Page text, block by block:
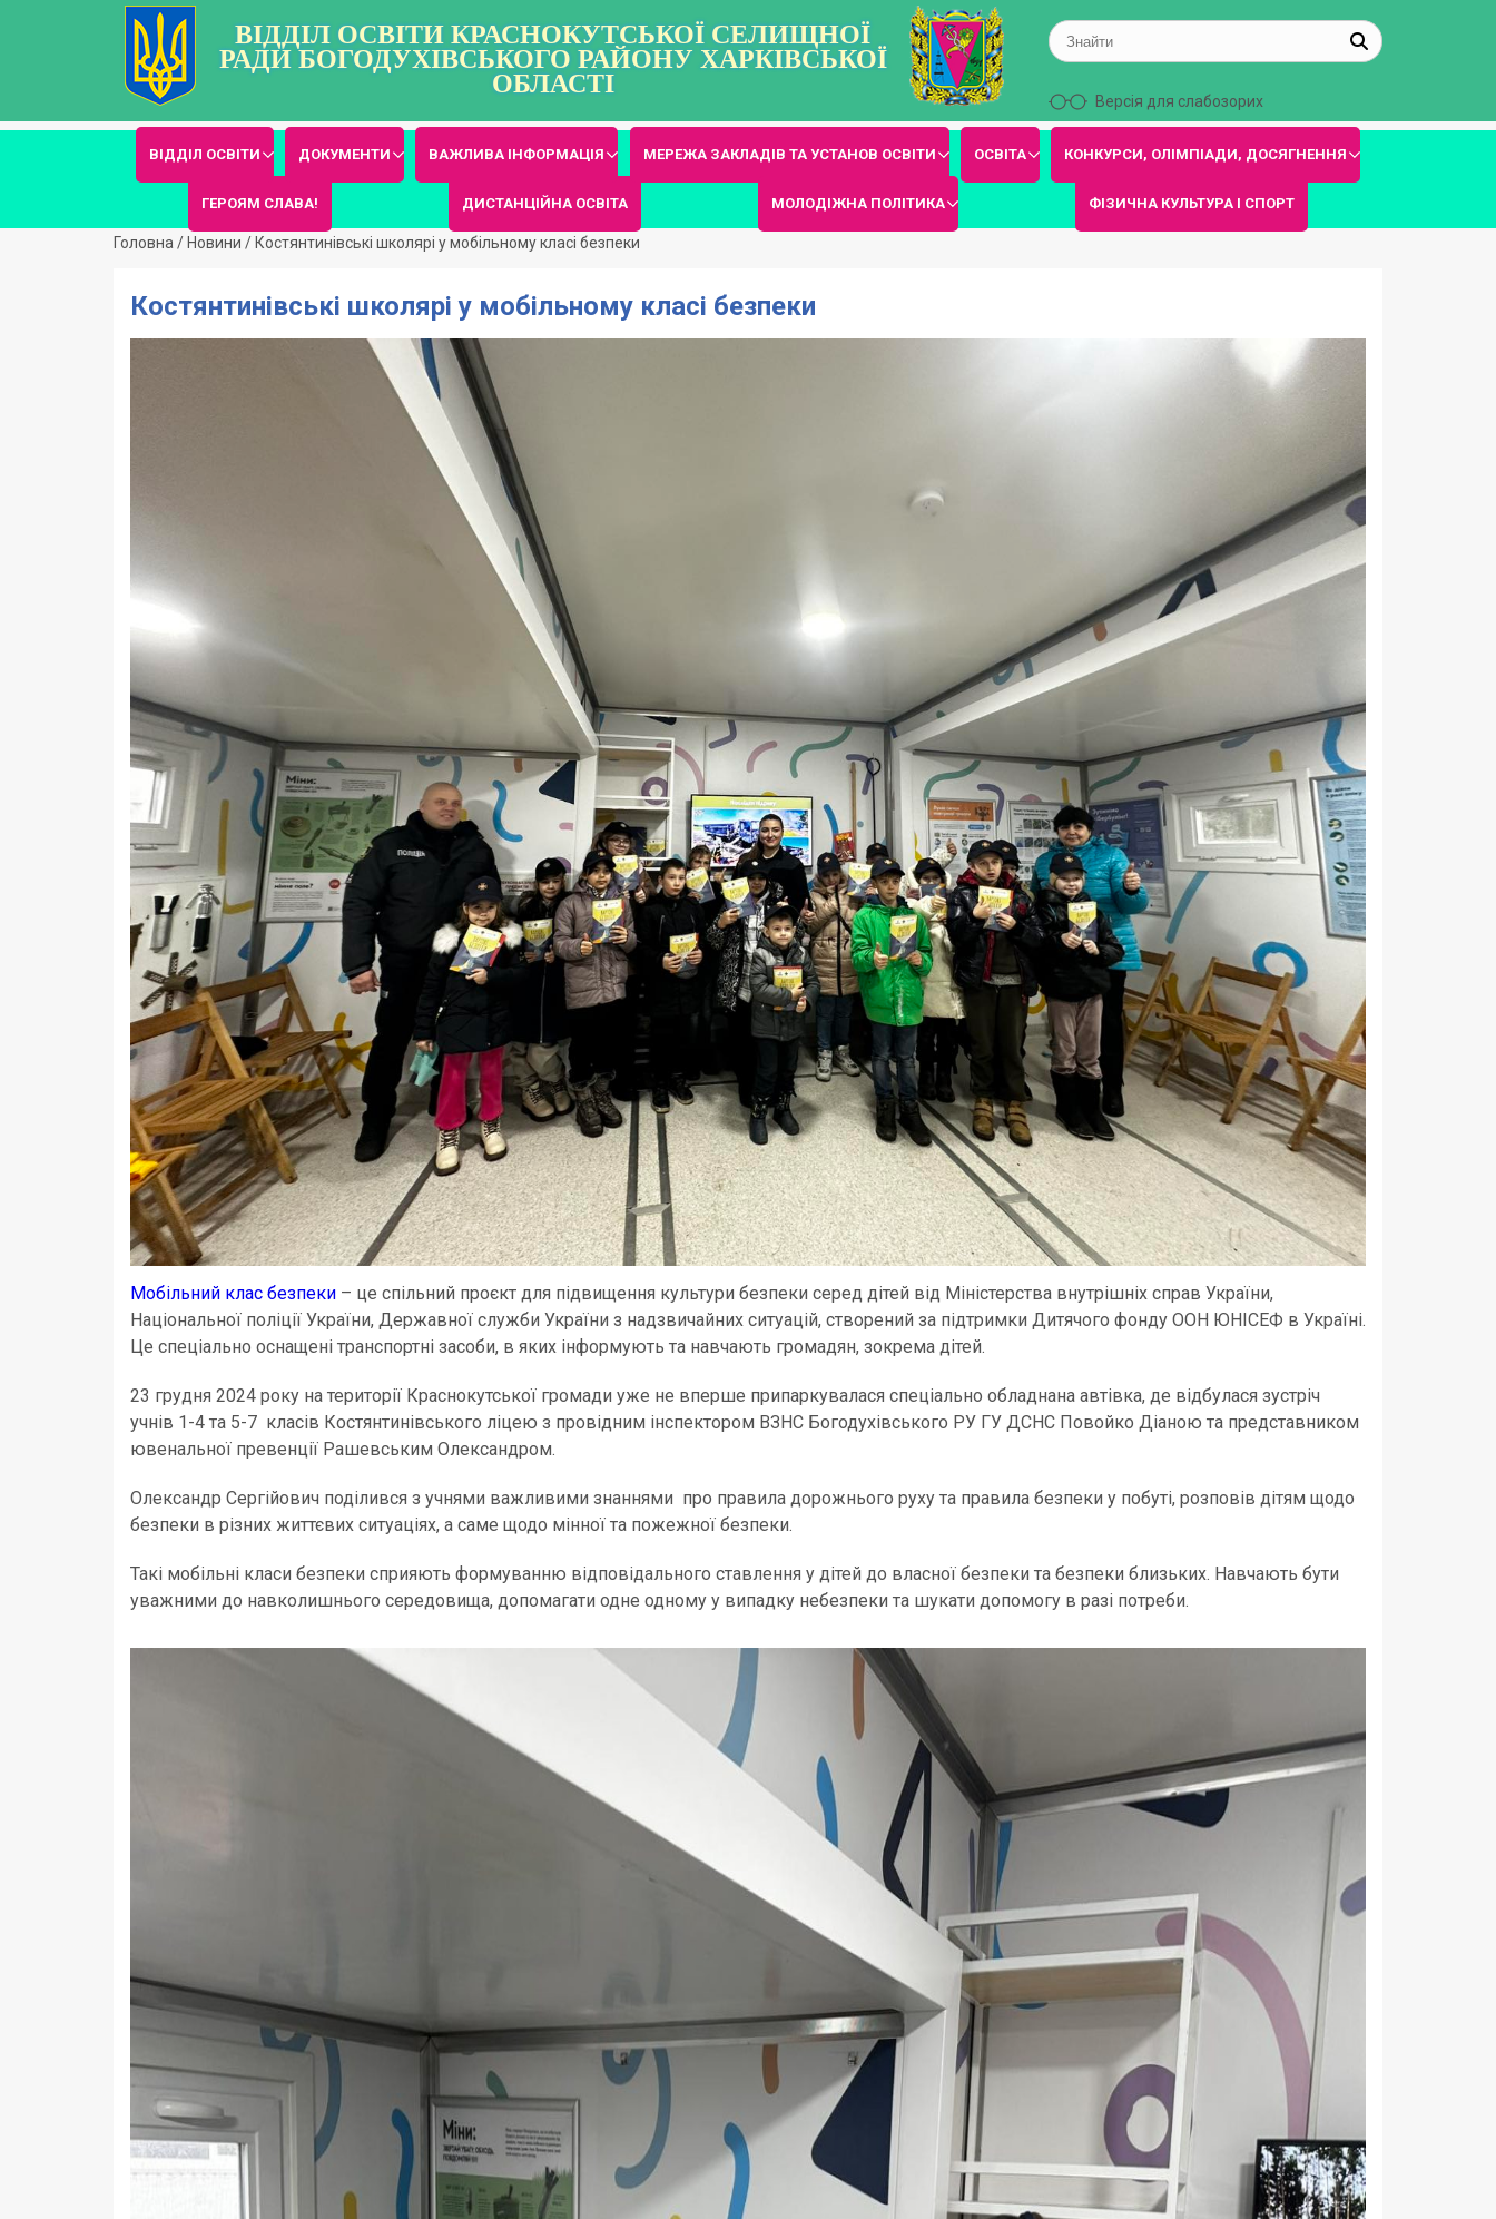
ВІДДІЛ ОСВІТИ КРАСНОКУТСЬКОЇ СЕЛИЩНОЇ
РАДИ БОГОДУХІВСЬКОГО РАЙОНУ ХАРКІВСЬКОЇ
ОБЛАСТІ
Версія для слабозорих
ВІДДІЛ ОСВІТИ ДОКУМЕНТИ ВАЖЛИВА ІНФОРМАЦІЯ МЕРЕЖА ЗАКЛАДІВ ТА УСТАНОВ ОСВІТИ ОСВІТА КОНКУРСИ, ОЛІМПІАДИ, ДОСЯГНЕННЯ
ГЕРОЯМ СЛАВА! ДИСТАНЦІЙНА ОСВІТА МОЛОДІЖНА ПОЛІТИКА ФІЗИЧНА КУЛЬТУРА І СПОРТ
Головна / Новини / Костянтинівські школярі у мобільному класі безпеки
Костянтинівські школярі у мобільному класі безпеки
Мобільний клас безпеки – це спільний проєкт для підвищення культури безпеки серед дітей від Міністерства внутрішніх справ України,
Національної поліції України, Державної служби України з надзвичайних ситуацій, створений за підтримки Дитячого фонду ООН ЮНІСЕФ в Україні.
Це спеціально оснащені транспортні засоби, в яких інформують та навчають громадян, зокрема дітей.
23 грудня 2024 року на території Краснокутської громади уже не вперше припаркувалася спеціально обладнана автівка, де відбулася зустріч
учнів 1-4 та 5-7 класів Костянтинівського ліцею з провідним інспектором ВЗНС Богодухівського РУ ГУ ДСНС Повойко Діаною та представником
ювенальної превенції Рашевським Олександром.
Олександр Сергійович поділився з учнями важливими знаннями про правила дорожнього руху та правила безпеки у побуті, розповів дітям щодо
безпеки в різних життєвих ситуаціях, а саме щодо мінної та пожежної безпеки.
Такі мобільні класи безпеки сприяють формуванню відповідального ставлення у дітей до власної безпеки та безпеки близьких. Навчають бути
уважними до навколишнього середовища, допомагати одне одному у випадку небезпеки та шукати допомогу в разі потреби.